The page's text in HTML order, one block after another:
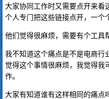
大家协同工作时又需要点开来看
个人专门把这些链接点开，一个
他们觉得很麻烦，需要有个工具
我不知道这个痛点是不是电商行
觉得这个事情很麻烦，我觉得我
作。
大家有知道谁有这样相同的痛